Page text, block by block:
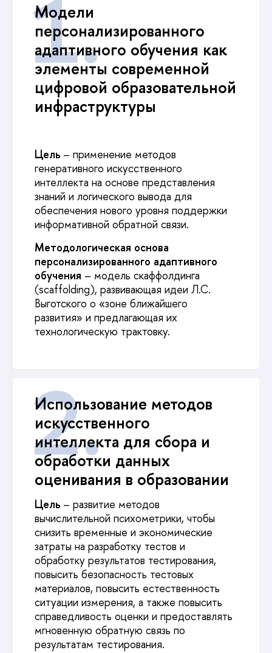
Модели
персонализированного
адаптивного обучения как
элементы современной
цифровой образовательной
инфраструктуры
Цель – применение методов
генеративного искусственного
интеллекта на основе представления
знаний и логического вывода для
обеспечения нового уровня поддержки
информативной обратной связи.
Методологическая основа
персонализированного адаптивного
обучения – модель скаффолдинга
(scaffolding), развивающая идеи Л.С.
Выготского о «зоне ближайшего
развития» и предлагающая их
технологическую трактовку.
Использование методов
искусственного
интеллекта для сбора и
обработки данных
оценивания в образовании
Цель – развитие методов
вычислительной психометрики, чтобы
снизить временные и экономические
затраты на разработку тестов и
обработку результатов тестирования,
повысить безопасность тестовых
материалов, повысить естественность
ситуации измерения, а также повысить
справедливость оценки и предоставлять
мгновенную обратную связь по
результатам тестирования.